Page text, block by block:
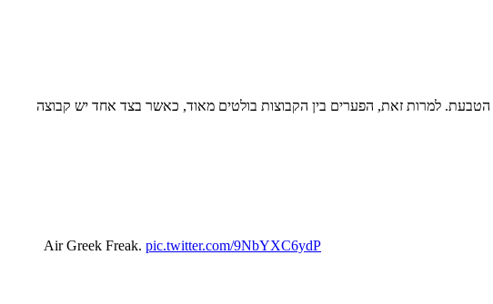
עדיין מתקשה למצוא את הטבעת. למרות זאת, הפערים בין הקבוצות בולטים מאוד, כאשר בצד אחד יש קבוצה
Air Greek Freak. pic.twitter.com/9NbYXC6ydP